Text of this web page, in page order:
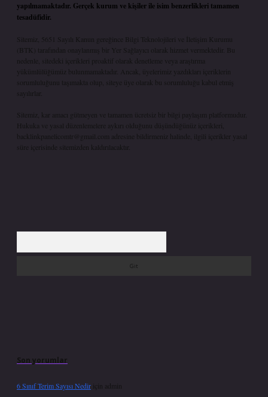
yapılmamaktadır. Gerçek kurum ve kişiler ile isim benzerlikleri tamamen
tesadüfidir.
Sitemiz, 5651 Sayılı Kanun gereğince Bilgi Teknolojileri ve İletişim Kurumu
(BTK) tarafından onaylanmış bir Yer Sağlayıcı olarak hizmet vermektedir. Bu
nedenle, sitedeki içerikleri proaktif olarak denetleme veya araştırma
yükümlülüğümüz bulunmamaktadır. Ancak, üyelerimiz yazdıkları içeriklerin
sorumluluğunu taşımakta olup, siteye üye olarak bu sorumluluğu kabul etmiş
sayılırlar.
Sitemiz, kar amacı gütmeyen ve tamamen ücretsiz bir bilgi paylaşım platformudur.
Hukuka ve yasal düzenlemelere aykırı olduğunu düşündüğünüz içerikleri,
backlinkpanelicomtr@gmail.com
adresine bildirmeniz halinde, ilgili içerikler yasal
süre içerisinde sitemizden kaldırılacaktır.
Son yorumlar
6 Sınıf Terim Sayısı Nedir için
admin